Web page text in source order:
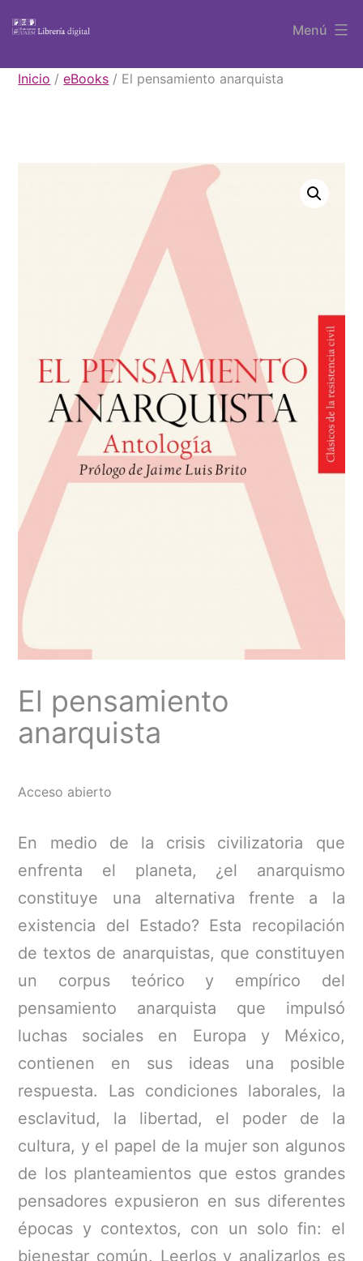
contenido
Libros
Menú
Inicio /eBooks / El pensamiento anarquista
El pensamiento
anarquista
Acceso abierto
En medio de la crisis civilizatoria que
enfrenta el planeta, ¿el anarquismo
constituye una alternativa frente a la
existencia del Estado? Esta recopilación
de textos de anarquistas, que constituyen
un corpus teórico y empírico del
pensamiento anarquista que impulsó
luchas sociales en Europa y México,
contienen en sus ideas una posible
respuesta. Las condiciones laborales, la
esclavitud, la libertad, el poder de la
cultura, y el papel de la mujer son algunos
de los planteamientos que estos grandes
pensadores expusieron en sus diferentes
épocas y contextos, con un solo fin: el
bienestar común. Leerlos y analizarlos es